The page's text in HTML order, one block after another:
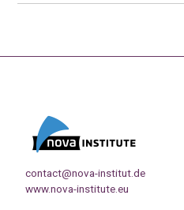
contact@nova-institut.de
www.nova-institute.eu